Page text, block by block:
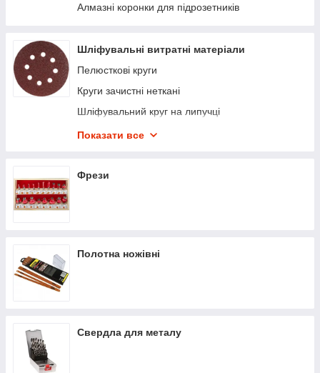
Алмазні коронки для підрозетників
Шліфувальні витратні матеріали
Пелюсткові круги
Круги зачистні неткані
Шліфувальний круг на липучці
Наждачний папір
Щітки зачисні для дрилів
Показати все
Фрези
Полотна ножівні
Свердла для металу